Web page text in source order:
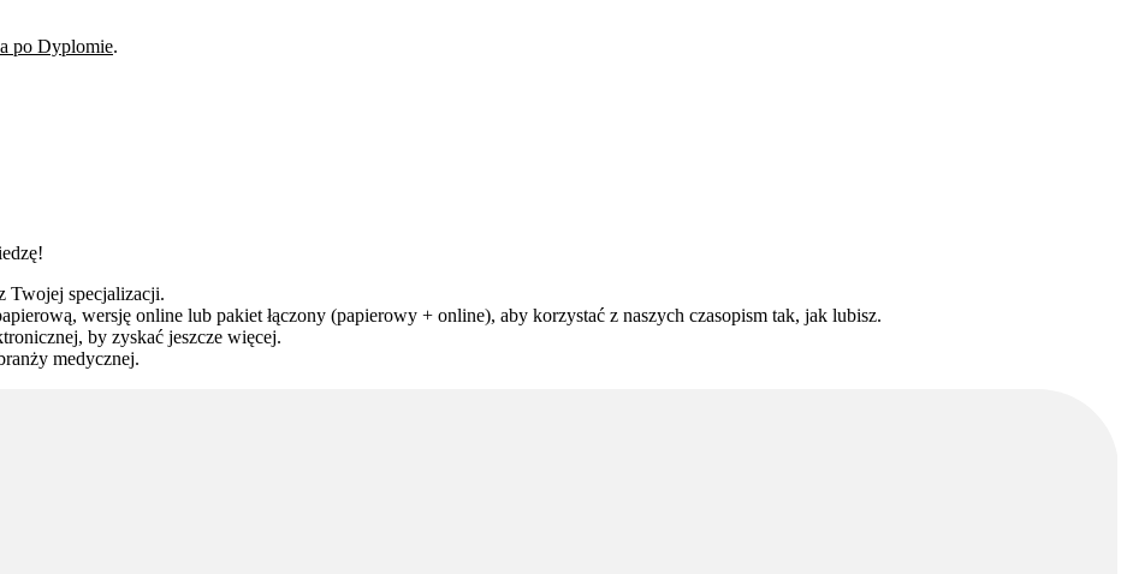
po Dyplomie.
Twojej specjalizacji.
wersję online lub pakiet łączony (papierowy + online), aby korzystać z naszych czasopism tak, jak lubisz.
by zyskać jeszcze więcej.
medycznej.